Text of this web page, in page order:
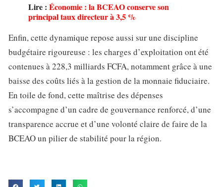
Lire : Économie : la BCEAO conserve son
principal taux directeur à 3,5 %
Enfin, cette dynamique repose aussi sur une discipline
budgétaire rigoureuse : les charges d’exploitation ont été
contenues à 228,3 milliards FCFA, notamment grâce à une
baisse des coûts liés à la gestion de la monnaie fiduciaire.
En toile de fond, cette maîtrise des dépenses
s’accompagne d’un cadre de gouvernance renforcé, d’une
transparence accrue et d’une volonté claire de faire de la
BCEAO un pilier de stabilité pour la région.